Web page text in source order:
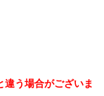
う場合がございま